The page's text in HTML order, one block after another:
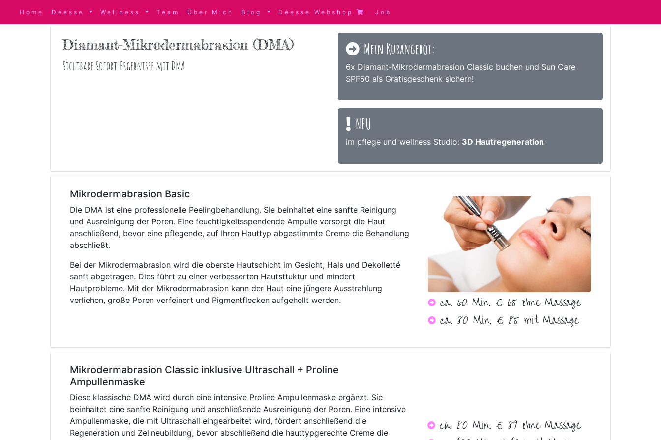
Home Déesse Wellness Team Über Mich Blog Déesse Webshop Job
Diamant-Mikrodermabrasion (DMA)
Sichtbare Sofort-Ergebnisse mit DMA
Mein Kurangebot:
6x Diamant-Mikrodermabrasion Classic buchen und Sun Care
SPF50 als Gratisgeschenk sichern!
NEU
im pflege und wellness Studio: 3D Hautregeneration
Mikrodermabrasion Basic
Die DMA ist eine professionelle Peelingbehandlung. Sie beinhaltet eine sanfte Reinigung
und Ausreinigung der Poren. Eine feuchtigkeitsspendende Ampulle versorgt die Haut
anschließend, bevor eine pflegende, auf Ihren Hauttyp abgestimmte Creme die Behandlung
abschließt.
Bei der Mikrodermabrasion wird die oberste Hautschicht im Gesicht, Hals und Dekolletté
sanft abgetragen. Dies führt zu einer verbesserten Hautsttuktur und mindert
Hautprobleme. Mit der Mikrodermabrasion kann der Haut eine jüngere Ausstrahlung
verliehen, große Poren verfeinert und Pigmentflecken aufgehellt werden.
ca. 60 Min. € 65 ohne Massage
ca. 80 Min. € 85 mit Massage
Mikrodermabrasion Classic inklusive Ultraschall + Proline
Ampullenmaske
Diese klassische DMA wird durch eine intensive Proline Ampullenmaske ergänzt. Sie
beinhaltet eine sanfte Reinigung und anschließende Ausreinigung der Poren. Eine intensive
Ampullenmaske, die mit Ultraschall eingearbeitet wird, fördert anschließend die
Regeneration und Zellneubildung, bevor abschließend die hauttypgerechte Creme die
ca. 80 Min. € 89 ohne Massage